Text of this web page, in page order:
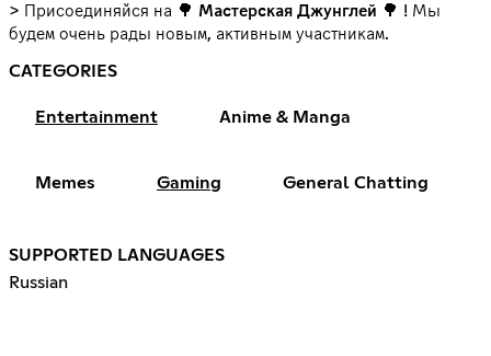
> Присоединяйся на 🌳 Мастерская Джунглей 🌳 ! Мы
будем очень рады новым, активным участникам.
CATEGORIES
Entertainment Anime & Manga
Memes Gaming General Chatting
SUPPORTED LANGUAGES
Russian